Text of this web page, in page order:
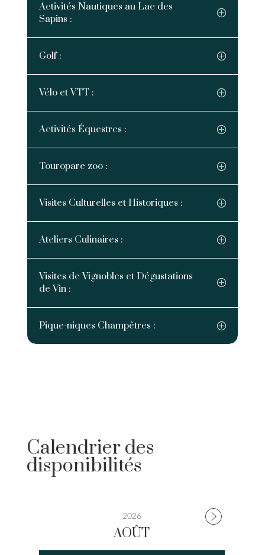
Activités Nautiques au Lac des
Sapins :
Golf :
Vélo et VTT :
Activités Équestres :
Touroparc zoo :
Visites Culturelles et Historiques :
Ateliers Culinaires :
Visites de Vignobles et Dégustations
de Vin :
Pique-niques Champêtres :
Calendrier des
disponibilités
2026
AOÛT